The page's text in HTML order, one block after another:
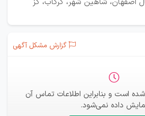
گزارش مشکل آگهی
است و بنابراین اطلاعات تماس آن
داده نمی‌شود.